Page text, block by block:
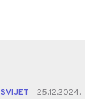
SVIJET
25.12.2024.